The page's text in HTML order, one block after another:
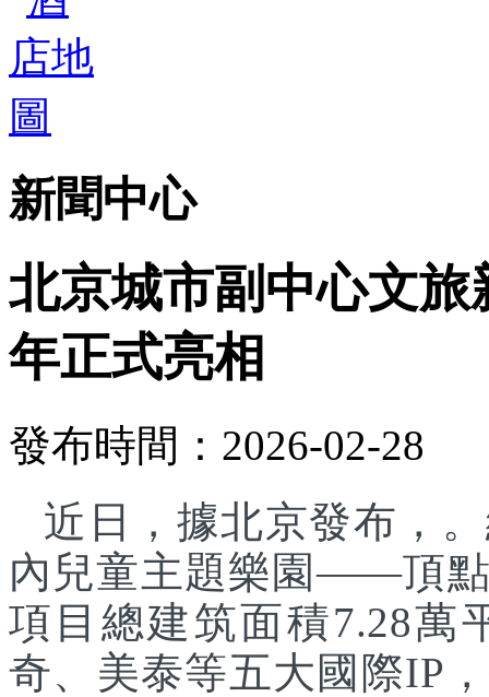
新聞中心
北京城市副中心文
年正式亮相
發布時間：2026-02-28
近日，據北京發布，
內兒童主題樂園——頂
項目總建筑面積7.28萬
奇、美泰等五大國際IP